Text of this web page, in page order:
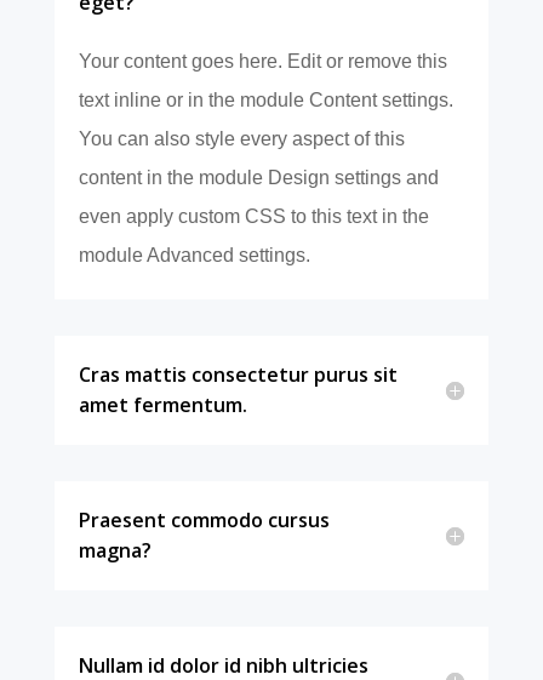
Your content goes here. Edit or remove this
text inline or in the module Content settings.
You can also style every aspect of this
content in the module Design settings and
even apply custom CSS to this text in the
module Advanced settings.
Cras mattis consectetur purus sit
amet fermentum.
Praesent commodo cursus
magna?
Nullam id dolor id nibh ultricies